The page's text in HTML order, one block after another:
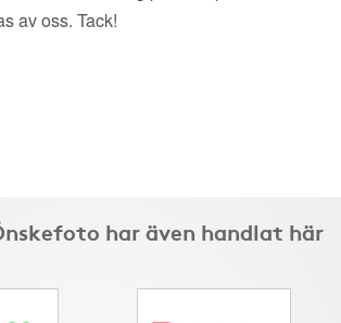
av oss. Tack!
har även handlat här